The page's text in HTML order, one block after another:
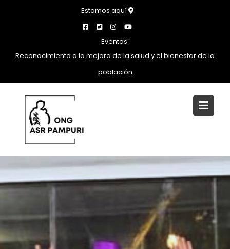
Estamos aquí
Eventos:
Reconocimiento a la mejora de la salud y el bienestar de la
población